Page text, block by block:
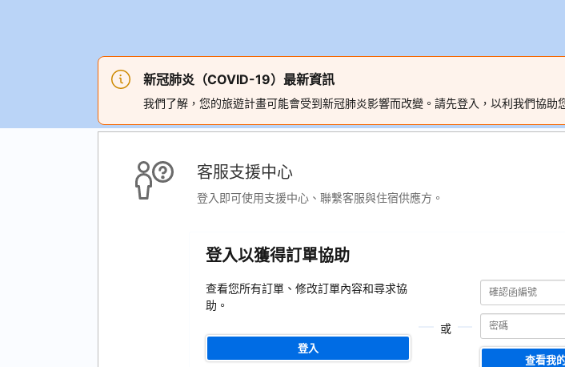
新冠肺炎（COVID-19）最新資訊
我們了解，您的旅遊計畫可能會受到新冠肺炎影響而改變。請先登入，以利我們協助
客服支援中心
登入即可使用支援中心、聯繫客服與住宿供應方。
登入以獲得訂單協助
查看您所有訂單、修改訂單內容和尋求協
助。
登入
或
認
函
編
號
確
函
編
查看我